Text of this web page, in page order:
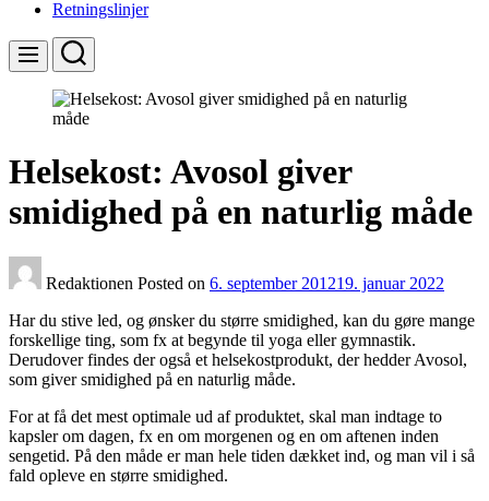
Retningslinjer
Menu Search
Helsekost: Avosol giver
smidighed på en naturlig måde
Redaktionen Posted on 6. september 201219. januar 2022
Har du stive led, og ønsker du større smidighed, kan du gøre mange
forskellige ting, som fx at begynde til yoga eller gymnastik.
Derudover findes der også et helsekostprodukt, der hedder Avosol,
som giver smidighed på en naturlig måde.
For at få det mest optimale ud af produktet, skal man indtage to
kapsler om dagen, fx en om morgenen og en om aftenen inden
sengetid. På den måde er man hele tiden dækket ind, og man vil i så
fald opleve en større smidighed.